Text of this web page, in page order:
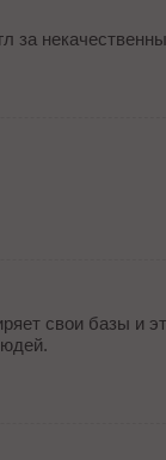
за
свои базы и